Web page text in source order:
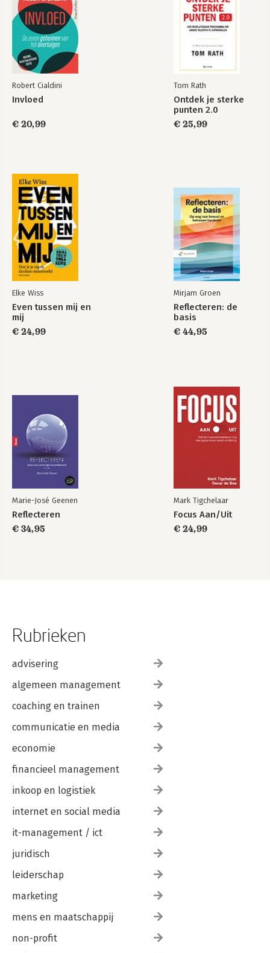
Over de auteur
Nawoord
Robert Cialdini
Invloed
€ 20,99
Tom Rath
Ontdek je sterke
punten 2.0
€ 25,99
Elke Wiss
Even tussen mij en
mij
€ 24,99
Mirjam Groen
Reflecteren: de
basis
€ 44,95
Marie-José Geenen
Reflecteren
€ 34,95
Mark Tigchelaar
Focus Aan/Uit
€ 24,99
Rubrieken
advisering
algemeen management
coaching en trainen
communicatie en media
economie
financieel management
inkoop en logistiek
internet en social media
it-management / ict
juridisch
leiderschap
marketing
mens en maatschappij
non-profit